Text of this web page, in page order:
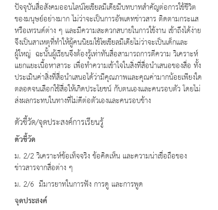
ปัจจุบันสื่อสังคมออนไลน์โซเชียลมีเดียมีบทบาทสำคัญต่อการใช้ชีวิต
ของมนุษย์อย่างมาก ไม่ว่าจะเป็นการอัพเดทข่าวสาร ติดตามกระแส
หรือเทรนด์ต่าง ๆ และมีความสะดวกสบายในการใช้งาน เข้าถึงได้ง่าย
จึงเป็นสาเหตุที่ทำให้ผู้คนนิยมใช้โซเชียลมีเดียไม่ว่าจะเป็นเด็กและ
ผู้ใหญ่ ฉะนั้นผู้เรียนจึงต้องรู้เท่าทันสื่อสามารถการตีความ วิเคราะห์
แยกแยะเนื้อหาสาระ เพื่อทำความเข้าใจในสิ่งที่สื่อนำเสนอของสื่อ ทั้ง
ประเมินค่าสิ่งที่สื่อนำเสนอได้ว่ามีคุณภาพและคุณค่ามากน้อยเพียงใด
ตลอดจนเลือกใช้สื่อให้เกิดประโยชน์ กับตนเองและคนรอบตัว โดยไม่
ส่งผลกระทบในทางที่ไม่ดีต่อตัวเองและคนรอบข้าง
ตัวชี้วัด/จุดประสงค์การเรียนรู้
ตัวชี้วัด
ม. 2/2 วิเคราะห์ข้อเท็จจริง ข้อคิดเห็น และความน่าเชื่อถือของ
ข่าวสารจากสื่อต่าง ๆ
ม. 2/6 มีมารยาทในการฟัง การดู และการพูด
จุดประสงค์